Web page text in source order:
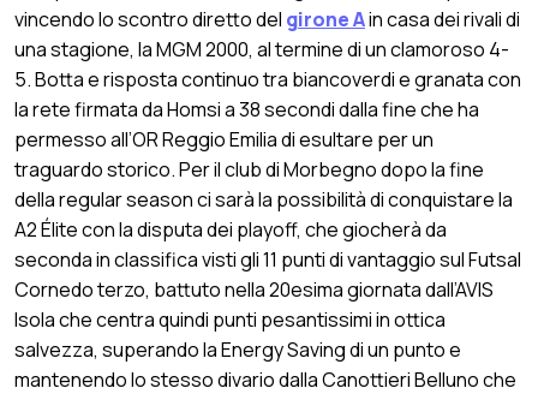
vincendo lo scontro diretto del girone Ain casa dei rivali di
una stagione, la MGM 2000, al termine di un clamoroso 4-
5. Botta e risposta continuo tra biancoverdi e granata con
la rete firmata da Homsi a 38 secondi dalla fine che ha
permesso all’OR Reggio Emilia di esultare per un
traguardo storico. Per il club di Morbegno dopo la fine
della regular season ci sarà la possibilità di conquistare la
A2 Élite con la disputa dei playoff, che giocherà da
seconda in classifica visti gli 11 punti di vantaggio sul Futsal
Cornedo terzo, battuto nella 20esima giornata dall’AVIS
Isola che centra quindi punti pesantissimi in ottica
salvezza, superando la Energy Saving di un punto e
mantenendo lo stesso divario dalla Canottieri Belluno che